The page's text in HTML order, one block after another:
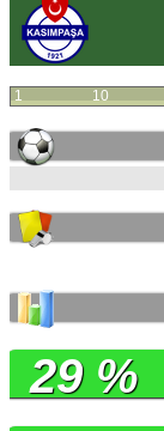
1 10
29 %